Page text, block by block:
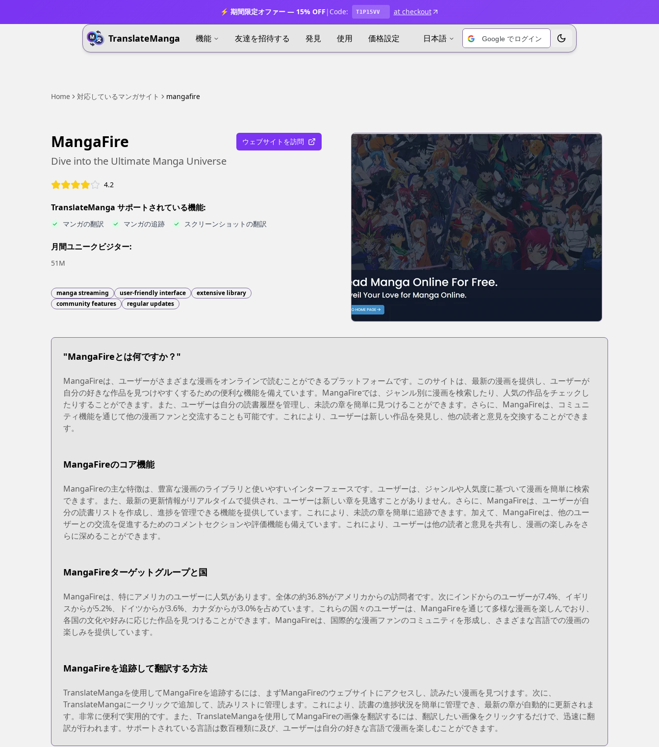
⚡ 期間限定オファー — 15% OFF | Code: T1P15VV at checkout
TranslateManga 機能 友達を招待する 発見 使用 価格設定 日本語 Google でログイン テーマを切り替えます
Home 対応しているマンガサイト mangafire
MangaFire ウェブサイトを訪問
Dive into the Ultimate Manga Universe
4.2
TranslateManga サポートされている機能:
マンガの翻訳 マンガの追跡 スクリーンショットの翻訳
月間ユニークビジター:
51M
manga streaming user-friendly interface
extensive library
community features
regular updates
"MangaFireとは何ですか？"
MangaFireは、ユーザーがさまざまな漫画をオンラインで読むことができるプラットフォームです。このサイトは、最新の漫画を提供し、ユーザーが
自分の好きな作品を見つけやすくするための便利な機能を備えています。MangaFireでは、ジャンル別に漫画を検索したり、人気の作品をチェックし
たりすることができます。また、ユーザーは自分の読書履歴を管理し、未読の章を簡単に見つけることができます。さらに、MangaFireは、コミュニ
ティ機能を通じて他の漫画ファンと交流することも可能です。これにより、ユーザーは新しい作品を発見し、他の読者と意見を交換することができま
す。
MangaFireのコア機能
MangaFireの主な特徴は、豊富な漫画のライブラリと使いやすいインターフェースです。ユーザーは、ジャンルや人気度に基づいて漫画を簡単に検索
できます。また、最新の更新情報がリアルタイムで提供され、ユーザーは新しい章を見逃すことがありません。さらに、MangaFireは、ユーザーが自
分の読書リストを作成し、進捗を管理できる機能を提供しています。これにより、未読の章を簡単に追跡できます。加えて、MangaFireは、他のユー
ザーとの交流を促進するためのコメントセクションや評価機能も備えています。これにより、ユーザーは他の読者と意見を共有し、漫画の楽しみをさ
らに深めることができます。
MangaFireターゲットグループと国
MangaFireは、特にアメリカのユーザーに人気があります。全体の約36.8%がアメリカからの訪問者です。次にインドからのユーザーが7.4%、イギリ
スからが5.2%、ドイツからが3.6%、カナダからが3.0%を占めています。これらの国々のユーザーは、MangaFireを通じて多様な漫画を楽しんでおり、
各国の文化や好みに応じた作品を見つけることができます。MangaFireは、国際的な漫画ファンのコミュニティを形成し、さまざまな言語での漫画の
楽しみを提供しています。
MangaFireを追跡して翻訳する方法
TranslateMangaを使用してMangaFireを追跡するには、まずMangaFireのウェブサイトにアクセスし、読みたい漫画を見つけます。次に、
TranslateMangaに一クリックで追加して、読みリストに管理します。これにより、読書の進捗状況を簡単に管理でき、最新の章が自動的に更新されま
す。非常に便利で実用的です。また、TranslateMangaを使用してMangaFireの画像を翻訳するには、翻訳したい画像をクリックするだけで、迅速に翻
訳が行われます。サポートされている言語は数百種類に及び、ユーザーは自分の好きな言語で漫画を楽しむことができます。